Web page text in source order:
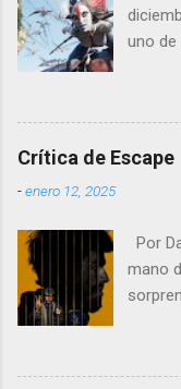
uno
saga
atraer
Crítica de Escape
-enero 12, 2025
Por
mano